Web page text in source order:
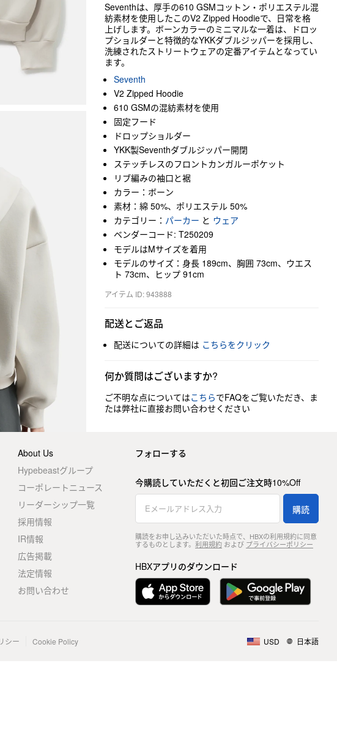
Seventhは、厚手の610 GSMコットン・ポリエステル混
紡素材を使用したこのV2 Zipped Hoodieで、日常を格
上げします。ボーンカラーのミニマルな一着は、ドロッ
プショルダーと特徴的なYKKダブルジッパーを採用し、
洗練されたストリートウェアの定番アイテムとなってい
ます。
Seventh
V2 Zipped Hoodie
610 GSMの混紡素材を使用
固定フード
ドロップショルダー
YKK製Seventhダブルジッパー開閉
ステッチレスのフロントカンガルーポケット
リブ編みの袖口と裾
カラー：ボーン
素材：綿 50%、ポリエステル 50%
カテゴリー： パーカー と ウェア
ベンダーコード: T250209
モデルはMサイズを着用
モデルのサイズ：身長 189cm、胸囲 73cm、ウエス
ト 73cm、ヒップ 91cm
アイテム ID: 943888
配送とご返品
配送についての詳細は こちらをクリック
何か質問はございますか?
ご不明な点についてはこちらでFAQをご覧いただき、ま
たは弊社に直接お問い合わせください
About Us
Hypebeastグループ
コーポレートニュース
リーダーシップ一覧
採用情報
IR情報
広告掲載
法定情報
お問い合わせ
フォローする
今購読していただくと初回ご注文時10%Off
購読
購読をお申し込みいただいた時点で、HBXの利用規約に同意
するものとします。 利用規約および プライバシーポリシー
HBXアプリのダウンロード
シー Cookie Policy USD 日本語